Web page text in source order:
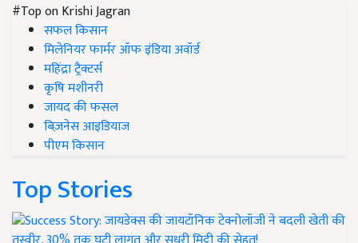
#Top on Krishi Jagran
सफल किसान
मिलेनियर फार्मर ऑफ इंडिया अवॉर्ड
महिंद्रा ट्रैक्टर्स
कृषि मशीनरी
जायद की फसल
बिज़नेस आइडियाज
पीएम किसान
Top Stories